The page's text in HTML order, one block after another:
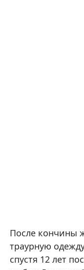
После кончины
траурную
спустя 12 лет